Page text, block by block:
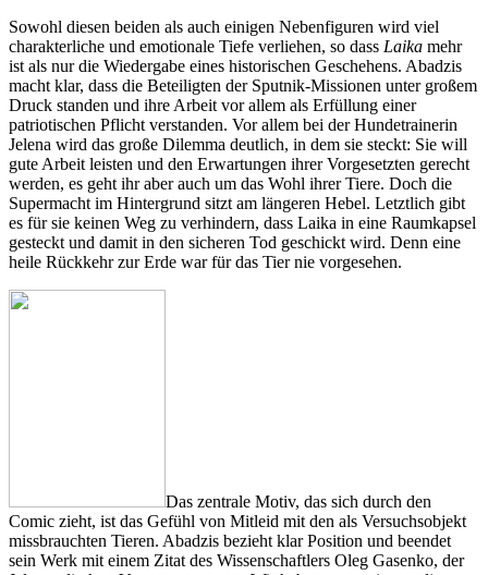
Sowohl diesen beiden als auch einigen Nebenfiguren wird viel
charakterliche und emotionale Tiefe verliehen, so dass Laika mehr
ist als nur die Wiedergabe eines historischen Geschehens. Abadzis
macht klar, dass die Beteiligten der Sputnik-Missionen unter großem
Druck standen und ihre Arbeit vor allem als Erfüllung einer
patriotischen Pflicht verstanden. Vor allem bei der Hundetrainerin
Jelena wird das große Dilemma deutlich, in dem sie steckt: Sie will
gute Arbeit leisten und den Erwartungen ihrer Vorgesetzten gerecht
werden, es geht ihr aber auch um das Wohl ihrer Tiere. Doch die
Supermacht im Hintergrund sitzt am längeren Hebel. Letztlich gibt
es für sie keinen Weg zu verhindern, dass Laika in eine Raumkapsel
gesteckt und damit in den sicheren Tod geschickt wird. Denn eine
heile Rückkehr zur Erde war für das Tier nie vorgesehen.
Das zentrale Motiv, das sich durch den
Comic zieht, ist das Gefühl von Mitleid mit den als Versuchsobjekt
missbrauchten Tieren. Abadzis bezieht klar Position und beendet
sein Werk mit einem Zitat des Wissenschaftlers Oleg Gasenko, der